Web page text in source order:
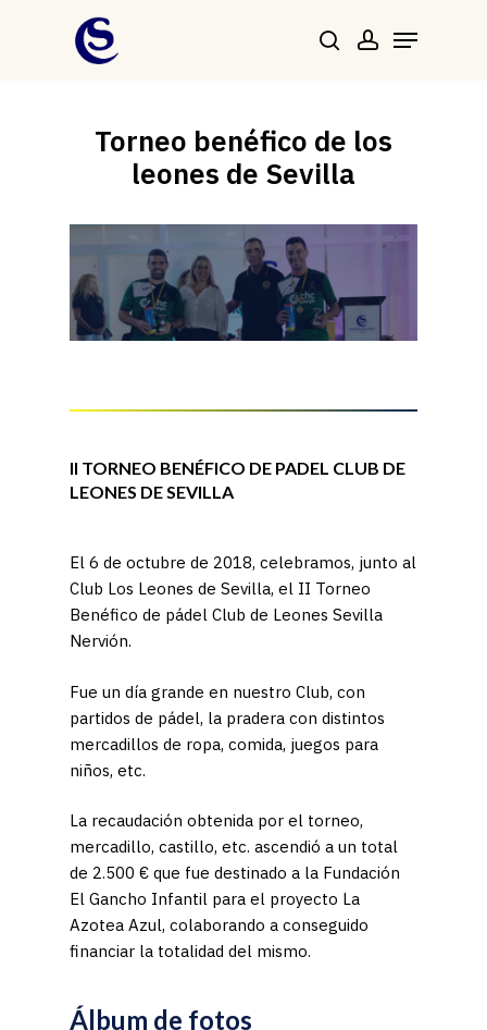
Buscaraccount
Menu
Torneo benéfico de los
leones de Sevilla
II TORNEO BENÉFICO DE PADEL CLUB DE
LEONES DE SEVILLA
El 6 de octubre de 2018, celebramos, junto al
Club Los Leones de Sevilla, el II Torneo
Benéfico de pádel Club de Leones Sevilla
Nervión.
Fue un día grande en nuestro Club, con
partidos de pádel, la pradera con distintos
mercadillos de ropa, comida, juegos para
niños, etc.
La recaudación obtenida por el torneo,
mercadillo, castillo, etc. ascendió a un total
de 2.500 € que fue destinado a la Fundación
El Gancho Infantil para el proyecto La
Azotea Azul, colaborando a conseguido
financiar la totalidad del mismo.
Álbum de fotos